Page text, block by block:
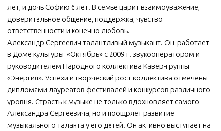
лет, и дочь Софию 6 лет. В семье царит взаимоуважение,
доверительное общение, поддержка, чувство
ответственности и конечно любовь.
Александр Сергеевич талантливый музыкант. Он работает
в Доме культуры «Октябрь» с 2009 г. звукооператором и
руководителем Народного коллектива Кавер-группы
«Энергия». Успехи и творческий рост коллектива отмечены
дипломами лауреатов фестивалей и конкурсов различного
уровня. Страсть к музыке не только вдохновляет самого
Александра Сергеевича, но и поощряет развитие
музыкального таланта у его детей. Он активно выступает на